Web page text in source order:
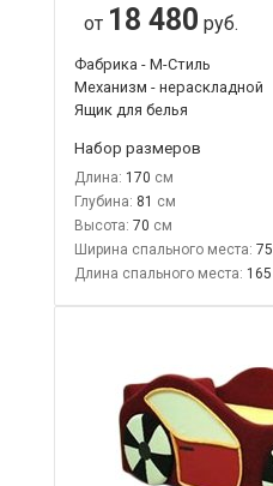
от 18 480 руб.
Фабрика - М-Стиль
Механизм - нераскладной
Ящик для белья
Набор размеров
Длина: 170
Глубина: 81
Высота: 70
Ширина спального места: 75
Длина спального места: 165